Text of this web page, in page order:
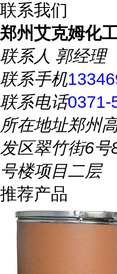
联系我们
郑州艾克姆化
联系人 郭经理
联系手机
联系电话0371-
所在地址郑州
发区翠竹街6号
号楼项目二层
推荐产品